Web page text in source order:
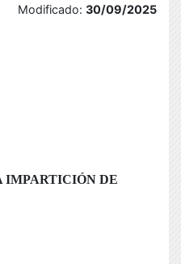
Modificado: 30/09/2025
IMPARTICIÓN DE